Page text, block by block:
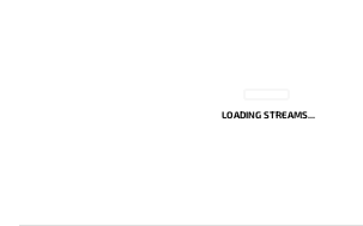
LOADING STREAMS...